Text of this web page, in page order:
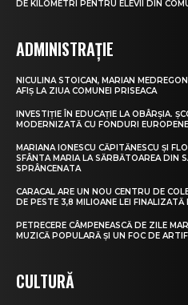
DE KILOMETRI PENTRU ELEVII DIN
ADMINISTRAȚIE
NICULINA STOICAN, MARIAN
AFIȘ LA ZIUA COMUNEI PRISEACA
INVESTIȚIE ÎN EDUCAȚIE LA OBÂRȘIA.
MODERNIZATĂ CU FONDURI EUROPENE
MARIANA IONESCU CĂPITĂNESCU ȘI
SFÂNTA MARIA LA SĂRBĂTOAREA DIN
SPRÂNCENATA
CARACAL ARE UN NOU CENTRU DE
DE PESTE 3,8 MILIOANE LEI FINALIZATĂ
PETRECERE CÂMPENEASCĂ DE ZILE
MUZICĂ POPULARĂ ȘI UN FOC DE
CULTURĂ